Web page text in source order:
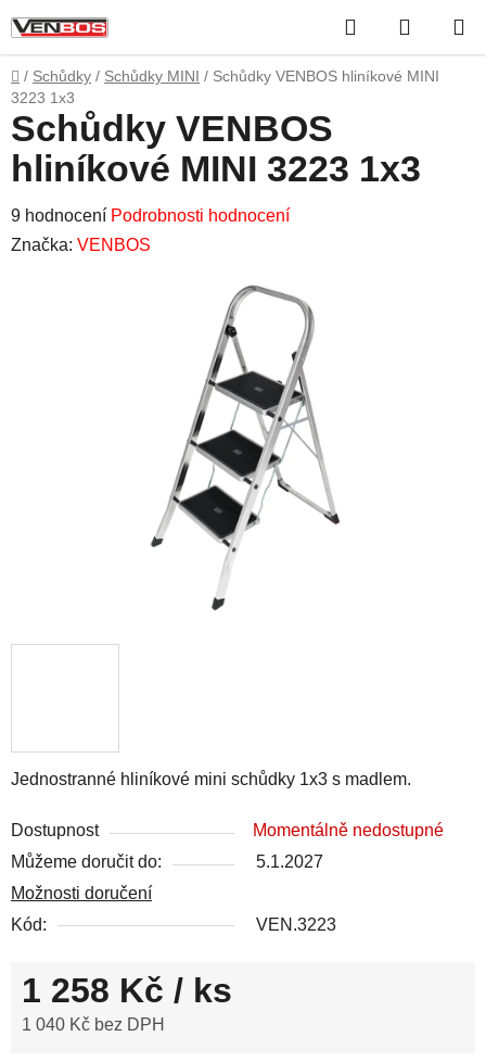
na
obsah
Hledat
KOŠÍK
Domů
/ Schůdky / Schůdky MINI / Schůdky VENBOS hliníkové MINI
3223 1x3
Jednostranné hliníkové mini schůdky 1x3 s madlem.
Dostupnost
Momentálně nedostupné
Můžeme doručit do:
5.1.2027
Možnosti doručení
Kód:
VEN.3223
1 258 Kč / ks
1 040 Kč bez DPH
Schůdky VENBOS
hliníkové MINI 3223 1x3
Průměrné
hodnocení
9 hodnocení Podrobnosti hodnocení
Značka: VENBOS